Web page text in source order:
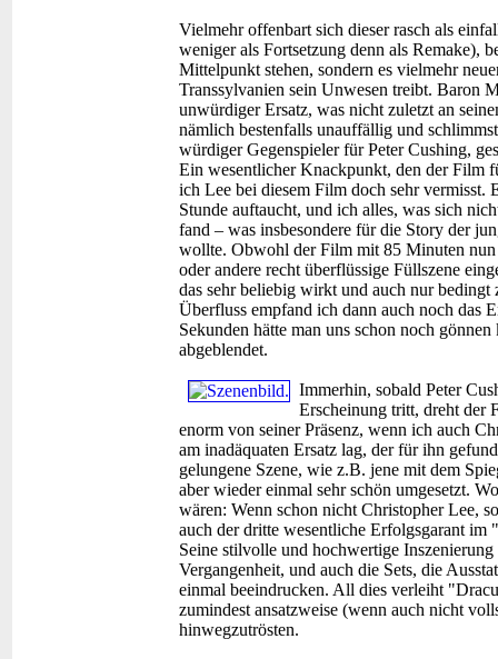
Vielmehr offenbart sich dieser rasch als
weniger als Fortsetzung denn als Remake),
Mittelpunkt stehen, sondern es vielmehr
Transsylvanien sein Unwesen treibt. Baron
unwürdiger Ersatz, was nicht zuletzt an
nämlich bestenfalls unauffällig und
würdiger Gegenspieler für Peter Cushing,
Ein wesentlicher Knackpunkt, den der Film
ich Lee bei diesem Film doch sehr vermisst.
Stunde auftaucht, und ich alles, was sich
fand – was insbesondere für die Story der
wollte. Obwohl der Film mit 85 Minuten nun
oder andere recht überflüssige Füllszene
das sehr beliebig wirkt und auch nur
Überfluss empfand ich dann auch noch das
Sekunden hätte man uns schon noch
abgeblendet.
Immerhin, sobald Peter
Erscheinung tritt, dreht der
enorm von seiner Präsenz, wenn ich auch
am inadäquaten Ersatz lag, der für ihn
gelungene Szene, wie z.B. jene mit dem
aber wieder einmal sehr schön umgesetzt.
wären: Wenn schon nicht Christopher Lee,
auch der dritte wesentliche Erfolgsgarant
Seine stilvolle und hochwertige
Vergangenheit, und auch die Sets, die
einmal beeindrucken. All dies verleiht
zumindest ansatzweise (wenn auch nicht
hinwegzutrösten.